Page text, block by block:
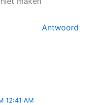
Antwoord
12:41 AM